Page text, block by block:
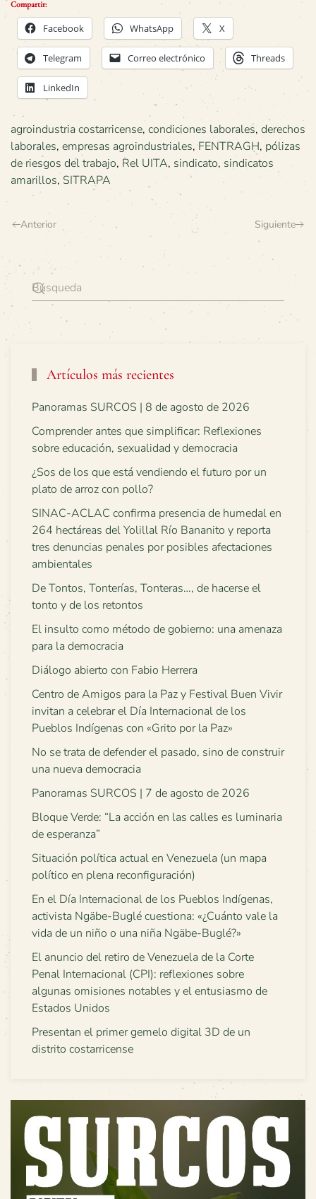
Compartir:
Facebook WhatsApp X
Telegram Correo electrónico Threads
LinkedIn
agroindustria costarricense, condiciones laborales, derechos
laborales, empresas agroindustriales, FENTRAGH, pólizas
de riesgos del trabajo, Rel UITA, sindicato, sindicatos
amarillos, SITRAPA
Anterior Siguiente
Artículos más recientes
Panoramas SURCOS | 8 de agosto de 2026
Comprender antes que simplificar: Reflexiones
sobre educación, sexualidad y democracia
¿Sos de los que está vendiendo el futuro por un
plato de arroz con pollo?
SINAC-ACLAC confirma presencia de humedal en
264 hectáreas del Yolillal Río Bananito y reporta
tres denuncias penales por posibles afectaciones
ambientales
De Tontos, Tonterías, Tonteras…, de hacerse el
tonto y de los retontos
El insulto como método de gobierno: una amenaza
para la democracia
Diálogo abierto con Fabio Herrera
Centro de Amigos para la Paz y Festival Buen Vivir
invitan a celebrar el Día Internacional de los
Pueblos Indígenas con «Grito por la Paz»
No se trata de defender el pasado, sino de construir
una nueva democracia
Panoramas SURCOS | 7 de agosto de 2026
Bloque Verde: “La acción en las calles es luminaria
de esperanza”
Situación política actual en Venezuela (un mapa
político en plena reconfiguración)
En el Día Internacional de los Pueblos Indígenas,
activista Ngäbe-Buglé cuestiona: «¿Cuánto vale la
vida de un niño o una niña Ngäbe-Buglé?»
El anuncio del retiro de Venezuela de la Corte
Penal Internacional (CPI): reflexiones sobre
algunas omisiones notables y el entusiasmo de
Estados Unidos
Presentan el primer gemelo digital 3D de un
distrito costarricense